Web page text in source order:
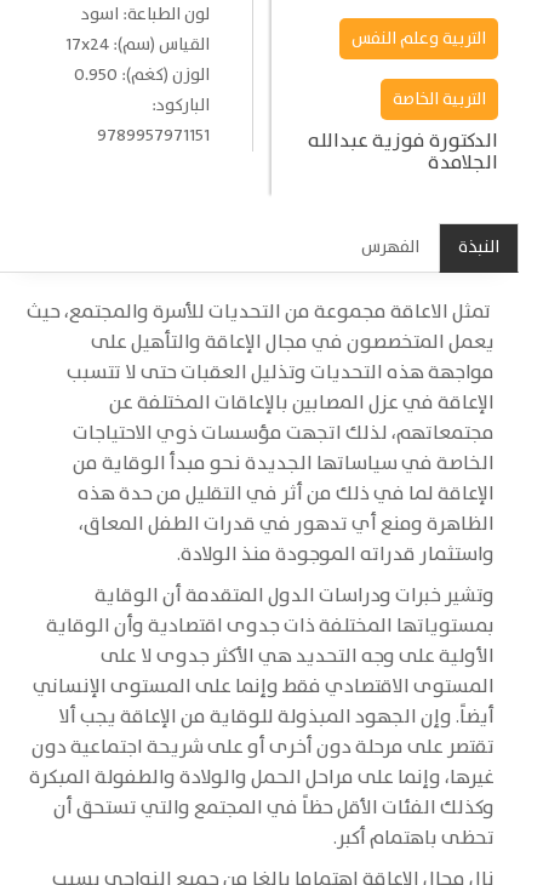
التربية وعلم النفس
التربية الخاصة
الدكتورة فوزية عبدالله
الجلامدة
لون الطباعة: اسود
القياس (سم): 17x24
الوزن (كغم): 0.950
الباركود:
9789957971151
النبذة الفهرس
تمثل الاعاقة مجموعة من التحديات للأسرة والمجتمع، حيث
يعمل المتخصصون في مجال الإعاقة والتأهيل على
مواجهة هذه التحديات وتذليل العقبات حتى لا تتسبب
الإعاقة في عزل المصابين بالإعاقات المختلفة عن
مجتمعاتهم، لذلك اتجهت مؤسسات ذوي الاحتياجات
الخاصة في سياساتها الجديدة نحو مبدأ الوقاية من
الإعاقة لما في ذلك من أثر في التقليل من حدة هذه
الظاهرة ومنع أي تدهور في قدرات الطفل المعاق،
واستثمار قدراته الموجودة منذ الولادة.
وتشير خبرات ودراسات الدول المتقدمة أن الوقاية
بمستوياتها المختلفة ذات جدوى اقتصادية وأن الوقاية
الأولية على وجه التحديد هي الأكثر جدوى لا على
المستوى الاقتصادي فقط وإنما على المستوى الإنساني
أيضاً. وإن الجهود المبذولة للوقاية من الإعاقة يجب ألا
تقتصر على مرحلة دون أخرى أو على شريحة اجتماعية دون
غيرها، وإنما على مراحل الحمل والولادة والطفولة المبكرة
وكذلك الفئات الأقل حظاً في المجتمع والتي تستحق أن
تحظى باهتمام أكبر.